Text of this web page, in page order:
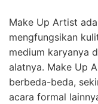
Make Up Artist
mengfungsikan
medium karyanya
alatnya. Make Up
berbeda-beda,
acara formal